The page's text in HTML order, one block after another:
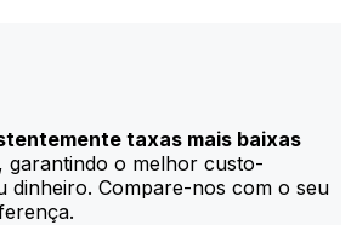
taxas mais baixas
, garantindo o melhor custo-
dinheiro. Compare-nos com o seu